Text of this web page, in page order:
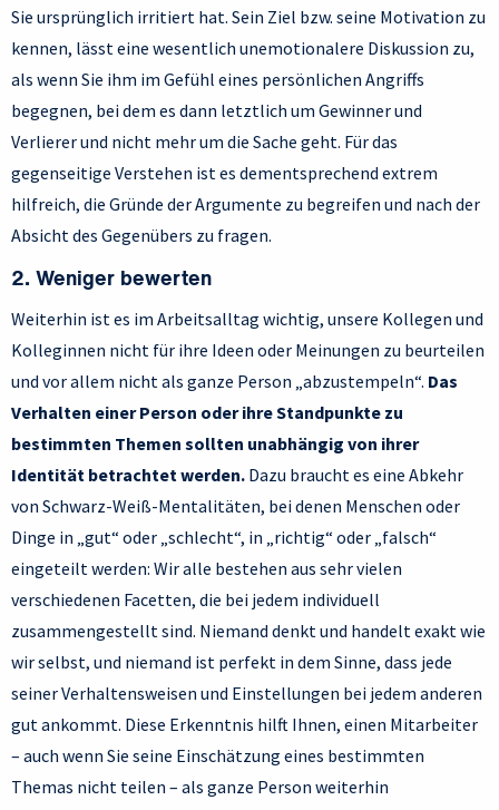
Sie ursprünglich irritiert hat. Sein Ziel bzw. seine Motivation zu
kennen, lässt eine wesentlich unemotionalere Diskussion zu,
als wenn Sie ihm im Gefühl eines persönlichen Angriffs
begegnen, bei dem es dann letztlich um Gewinner und
Verlierer und nicht mehr um die Sache geht. Für das
gegenseitige Verstehen ist es dementsprechend extrem
hilfreich, die Gründe der Argumente zu begreifen und nach der
Absicht des Gegenübers zu fragen.
2. Weniger bewerten
Weiterhin ist es im Arbeitsalltag wichtig, unsere Kollegen und
Kolleginnen nicht für ihre Ideen oder Meinungen zu beurteilen
und vor allem nicht als ganze Person „abzustempeln“. Das
Verhalten einer Person oder ihre Standpunkte zu
bestimmten Themen sollten unabhängig von ihrer
Identität betrachtet werden. Dazu braucht es eine Abkehr
von Schwarz-Weiß-Mentalitäten, bei denen Menschen oder
Dinge in „gut“ oder „schlecht“, in „richtig“ oder „falsch“
eingeteilt werden: Wir alle bestehen aus sehr vielen
verschiedenen Facetten, die bei jedem individuell
zusammengestellt sind. Niemand denkt und handelt exakt wie
wir selbst, und niemand ist perfekt in dem Sinne, dass jede
seiner Verhaltensweisen und Einstellungen bei jedem anderen
gut ankommt. Diese Erkenntnis hilft Ihnen, einen Mitarbeiter
– auch wenn Sie seine Einschätzung eines bestimmten
Themas nicht teilen – als ganze Person weiterhin